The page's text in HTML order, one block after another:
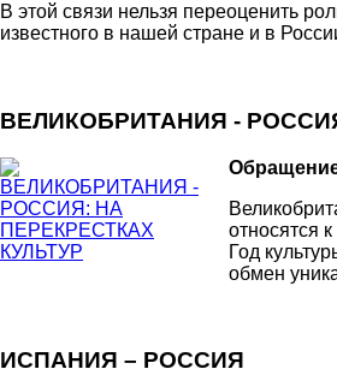
В этой связи нельзя переоценить
известного в нашей стране и в
ВЕЛИКОБРИТАНИЯ -
относятся
Год
обмен
ИСПАНИЯ – РОССИЯ